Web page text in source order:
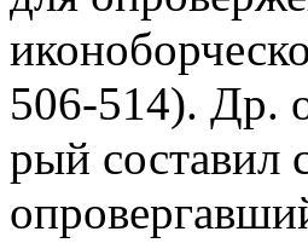
506-514). Др.
рый составил